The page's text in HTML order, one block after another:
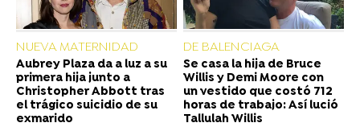
NUEVA MATERNIDAD
Aubrey Plaza da a luz a su
primera hija junto a
Christopher Abbott tras
el trágico suicidio de su
exmarido
DE BALENCIAGA
Se casa la hija de Bruce
Willis y Demi Moore con
un vestido que costó 712
horas de trabajo: Así lució
Tallulah Willis